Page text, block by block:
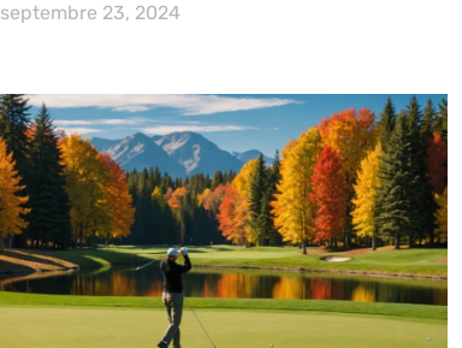
septembre 23, 2024